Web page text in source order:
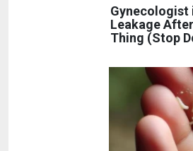
Gynecologist
Leakage
Thing (Stop